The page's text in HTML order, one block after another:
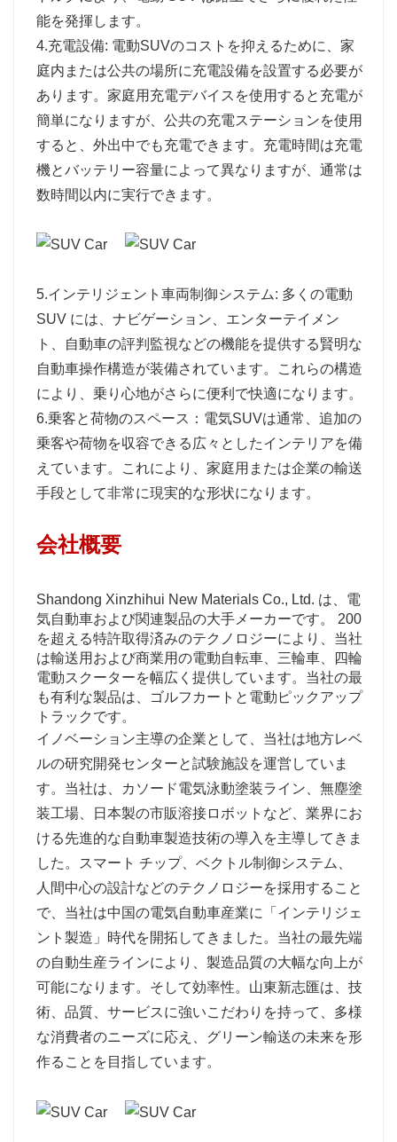
能を発揮します。
4.充電設備: 電動SUVのコストを抑えるために、家
庭内または公共の場所に充電設備を設置する必要が
あります。家庭用充電デバイスを使用すると充電が
簡単になりますが、公共の充電ステーションを使用
すると、外出中でも充電できます。充電時間は充電
機とバッテリー容量によって異なりますが、通常は
数時間以内に実行できます。
5.インテリジェント車両制御システム: 多くの電動
SUV には、ナビゲーション、エンターテイメン
ト、自動車の評判監視などの機能を提供する賢明な
自動車操作構造が装備されています。これらの構造
により、乗り心地がさらに便利で快適になります。
6.乗客と荷物のスペース：電気SUVは通常、追加の
乗客や荷物を収容できる広々としたインテリアを備
えています。これにより、家庭用または企業の輸送
手段として非常に現実的な形状になります。
会社概要
Shandong Xinzhihui New Materials Co., Ltd. は、電
気自動車および関連製品の大手メーカーです。 200
を超える特許取得済みのテクノロジーにより、当社
は輸送用および商業用の電動自転車、三輪車、四輪
電動スクーターを幅広く提供しています。当社の最
も有利な製品は、ゴルフカートと電動ピックアップ
トラックです。
イノベーション主導の企業として、当社は地方レベ
ルの研究開発センターと試験施設を運営していま
す。当社は、カソード電気泳動塗装ライン、無塵塗
装工場、日本製の市販溶接ロボットなど、業界にお
ける先進的な自動車製造技術の導入を主導してきま
した。スマート チップ、ベクトル制御システム、
人間中心の設計などのテクノロジーを採用すること
で、当社は中国の電気自動車産業に「インテリジェ
ント製造」時代を開拓してきました。当社の最先端
の自動生産ラインにより、製造品質の大幅な向上が
可能になります。そして効率性。山東新志匯は、技
術、品質、サービスに強いこだわりを持って、多様
な消費者のニーズに応え、グリーン輸送の未来を形
作ることを目指しています。